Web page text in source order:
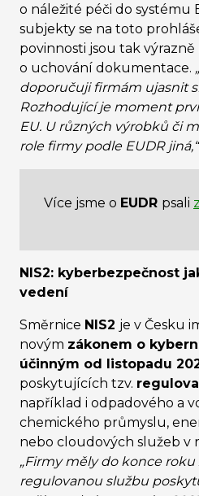
o náležité péči do systému
subjekty se na toto
povinnosti jsou tak
o uchování dokumentace.
doporučuji firmám ujasnit
Rozhodující je moment
EU. U různých výrobků či
role firmy podle EUDR jiná,“
Více jsme o EUDR psali
NIS2: kyberbezpečnost
vedení
Směrnice NIS2 je v Česku
novým zákonem o
účinným od listopadu
poskytujících tzv.
například i odpadového a
chemického průmyslu,
nebo cloudových služeb v
„Firmy měly do konce
regulovanou službu